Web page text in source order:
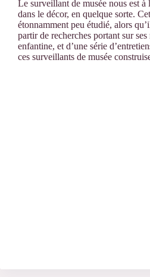
Le surveillant de musée nous est
dans le décor, en quelque sorte.
étonnamment peu étudié, alors
partir de recherches portant sur
enfantine, et d’une série
ces surveillants de musée